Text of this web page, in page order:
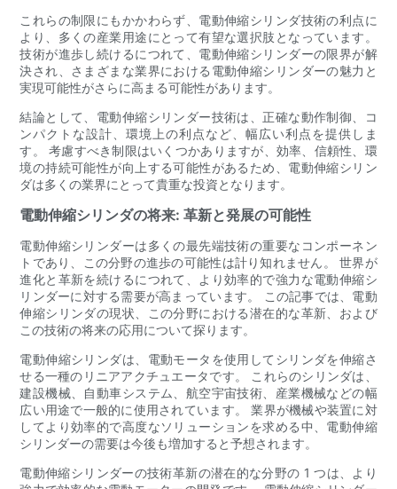
これらの制限にもかかわらず、電動伸縮シリンダ技術の利点に
より、多くの産業用途にとって有望な選択肢となっています。
技術が進歩し続けるにつれて、電動伸縮シリンダーの限界が解
決され、さまざまな業界における電動伸縮シリンダーの魅力と
実現可能性がさらに高まる可能性があります。
結論として、電動伸縮シリンダー技術は、正確な動作制御、コ
ンパクトな設計、環境上の利点など、幅広い利点を提供しま
す。 考慮すべき制限はいくつかありますが、効率、信頼性、環
境の持続可能性が向上する可能性があるため、電動伸縮シリン
ダは多くの業界にとって貴重な投資となります。
電動伸縮シリンダの将来: 革新と発展の可能性
電動伸縮シリンダーは多くの最先端技術の重要なコンポーネン
トであり、この分野の進歩の可能性は計り知れません。 世界が
進化と革新を続けるにつれて、より効率的で強力な電動伸縮シ
リンダーに対する需要が高まっています。 この記事では、電動
伸縮シリンダの現状、この分野における潜在的な革新、および
この技術の将来の応用について探ります。
電動伸縮シリンダは、電動モータを使用してシリンダを伸縮さ
せる一種のリニアアクチュエータです。 これらのシリンダは、
建設機械、自動車システム、航空宇宙技術、産業機械などの幅
広い用途で一般的に使用されています。 業界が機械や装置に対
してより効率的で高度なソリューションを求める中、電動伸縮
シリンダーの需要は今後も増加すると予想されます。
電動伸縮シリンダーの技術革新の潜在的な分野の 1 つは、より